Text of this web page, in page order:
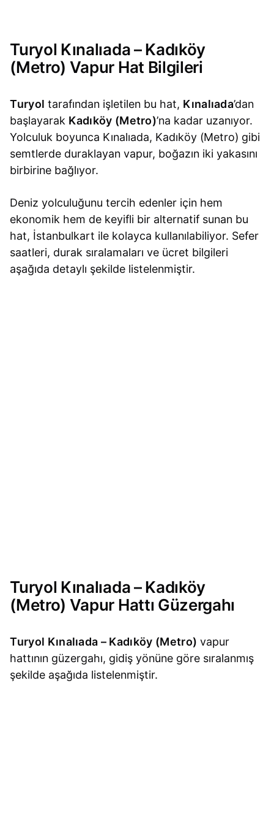
Turyol Kınalıada – Kadıköy
(Metro) Vapur Hat Bilgileri
Turyol tarafından işletilen bu hat, Kınalıada’dan
başlayarak Kadıköy (Metro)’na kadar uzanıyor.
Yolculuk boyunca Kınalıada, Kadıköy (Metro) gibi
semtlerde duraklayan vapur, boğazın iki yakasını
birbirine bağlıyor.
Deniz yolculuğunu tercih edenler için hem
ekonomik hem de keyifli bir alternatif sunan bu
hat, İstanbulkart ile kolayca kullanılabiliyor. Sefer
saatleri, durak sıralamaları ve ücret bilgileri
aşağıda detaylı şekilde listelenmiştir.
Turyol Kınalıada – Kadıköy
(Metro) Vapur Hattı Güzergahı
Turyol Kınalıada – Kadıköy (Metro) vapur
hattının güzergahı, gidiş yönüne göre sıralanmış
şekilde aşağıda listelenmiştir.